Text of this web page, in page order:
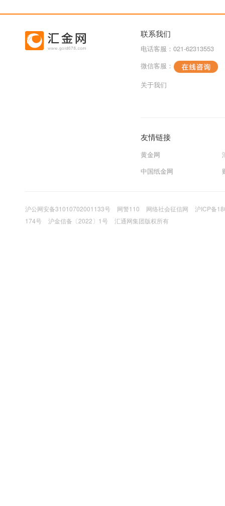
联系我们
电话客服：021-62313553
微信客服：
关于我们
友情链接
黄金网
中国纸金网
沪公网安备31010702001133号 网警110 网络社会征信网
沪ICP备
174号
沪金信备〔2022〕1号 汇通网集团版权所有